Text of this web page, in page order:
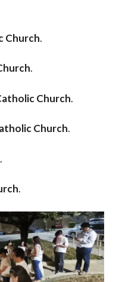
Church.
.
Church.
Church.
.
.